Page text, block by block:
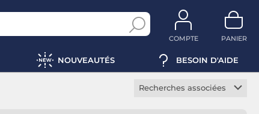
COMPTE PANIER
NOUVEAUTÉS BESOIN D'AIDE
Recherches associées